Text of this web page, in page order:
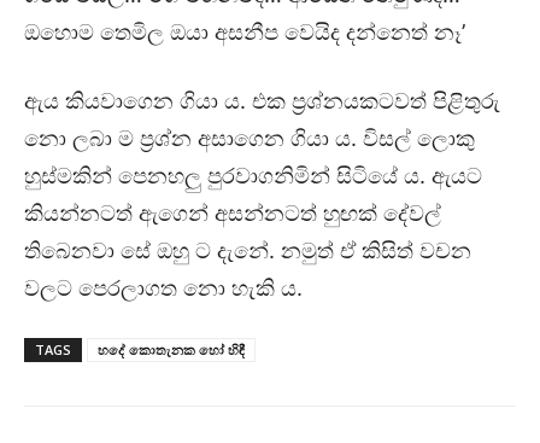
ඔහොම තෙමිල ඔයා අසනීප වෙයිද දන්නෙත් නෑ’
ඇය කියවාගෙන ගියා ය. එක ප්‍රශ්නයකටවත් පිළිතුරු
නො ලබා ම ප්‍රශ්න අසාගෙන ගියා ය. විසල් ලොකු
හුස්මකින් පෙනහලු පුරවාගනිමින් සිටියේ ය. ඇයට
කියන්නටත් ඇගෙන් අසන්නටත් හුඟක් දේවල්
තිබෙනවා සේ ඔහු ට දැනේ. නමුත් ඒ කිසිත් වචන
වලට පෙරලාගත නො හැකි ය.
TAGS හදේ කොතැනක හෝ හිඳී